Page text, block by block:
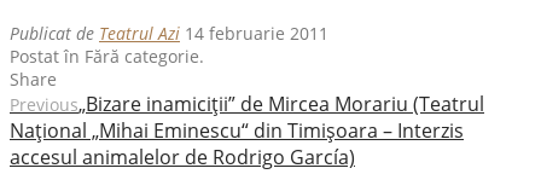
Publicat de Teatrul Azi 14 februarie 2011
Postat în Fără categorie.
Share
Previous„Bizare inamiciţii” de Mircea Morariu (Teatrul
Naţional „Mihai Eminescu“ din Timişoara – Interzis
accesul animalelor de Rodrigo García)